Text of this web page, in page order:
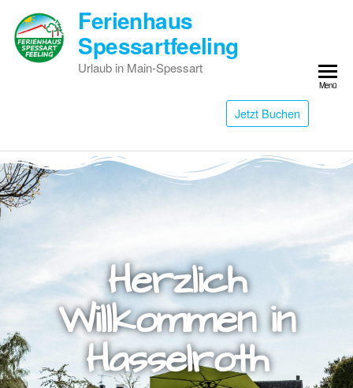
Ferienhaus
Spessartfeeling
Urlaub in Main-Spessart
Jetzt Buchen
Menü
Herzlich
Willkommen in
Hasselroth